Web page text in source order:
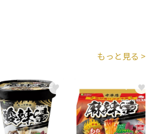
もっと見る >
♥ ♥